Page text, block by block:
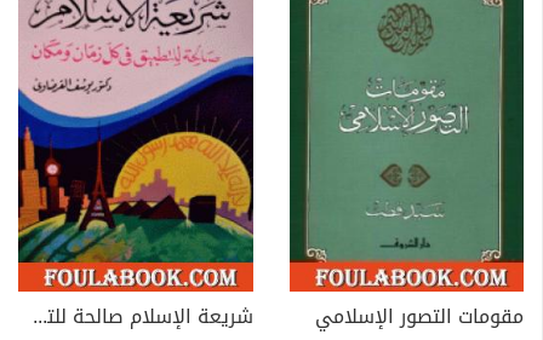
مقومات التصور الإسلامي
شريعة الإسلام صالحة للتطبيق في كل زمان ومكان